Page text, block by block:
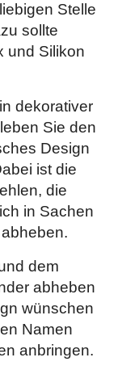
Stelle
sollte
und Silikon
dekorativer
Sie den
Design
ist die
die
in Sachen
dem
abheben
wünschen
Namen
anbringen.